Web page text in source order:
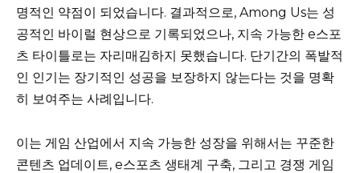
명적인 약점이 되었습니다. 결과적으로, Among Us는 성
공적인 바이럴 현상으로 기록되었으나, 지속 가능한 e스포
츠 타이틀로는 자리매김하지 못했습니다. 단기간의 폭발적
인 인기는 장기적인 성공을 보장하지 않는다는 것을 명확
히 보여주는 사례입니다.
이는 게임 산업에서 지속 가능한 성장을 위해서는 꾸준한
콘텐츠 업데이트, e스포츠 생태계 구축, 그리고 경쟁 게임